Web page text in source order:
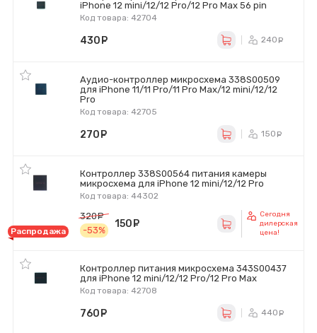
iPhone 12 mini/12/12 Pro/12 Pro Max 56 pin
Код товара: 42704
430 240
Аудио-контроллер микросхема 338S00509
для iPhone 11/11 Pro/11 Pro Max/12 mini/12/12
Pro
Код товара: 42705
270 150
Контроллер 338S00564 питания камеры
микросхема для iPhone 12 mini/12/12 Pro
Код товара: 44302
Распродажа
320
-53%
150
Сегодня
дилерская
цена!
Контроллер питания микросхема 343S00437
для iPhone 12 mini/12/12 Pro/12 Pro Max
Код товара: 42708
760 440